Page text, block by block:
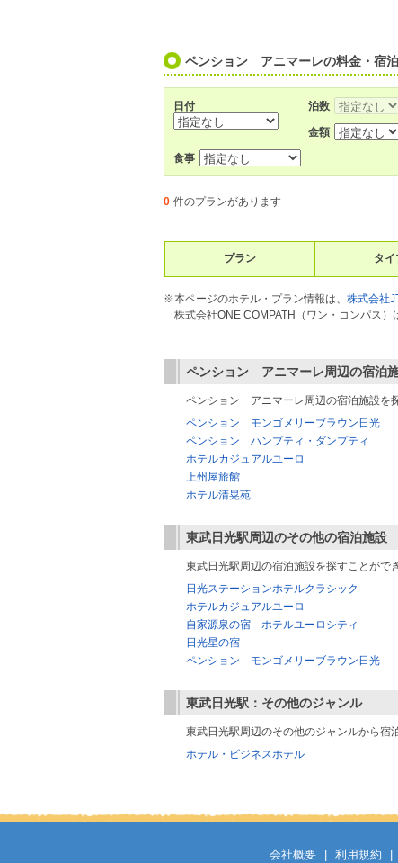
ペンション アニマーレの料金・宿
日付 泊数
金額
食事
0 件のプランがあります
プラン タイ
※本ページのホテル・プラン情報は、 株式会社
株式会社ONE COMPATH（ワン・コンパス
ペンション アニマーレ周辺の宿泊
ペンション アニマーレ周辺の宿泊施設を
ペンション モンゴメリーブラウン日光
ペンション ハンプティ・ダンプティ
ホテルカジュアルユーロ
上州屋旅館
ホテル清晃苑
東武日光駅周辺のその他の宿泊施設
東武日光駅周辺の宿泊施設を探すことがで
日光ステーションホテルクラシック
ホテルカジュアルユーロ
自家源泉の宿 ホテルユーロシティ
日光星の宿
ペンション モンゴメリーブラウン日光
東武日光駅 ：その他のジャンル
東武日光駅周辺のその他のジャンルから宿
ホテル・ビジネスホテル
会社概要 利用規約